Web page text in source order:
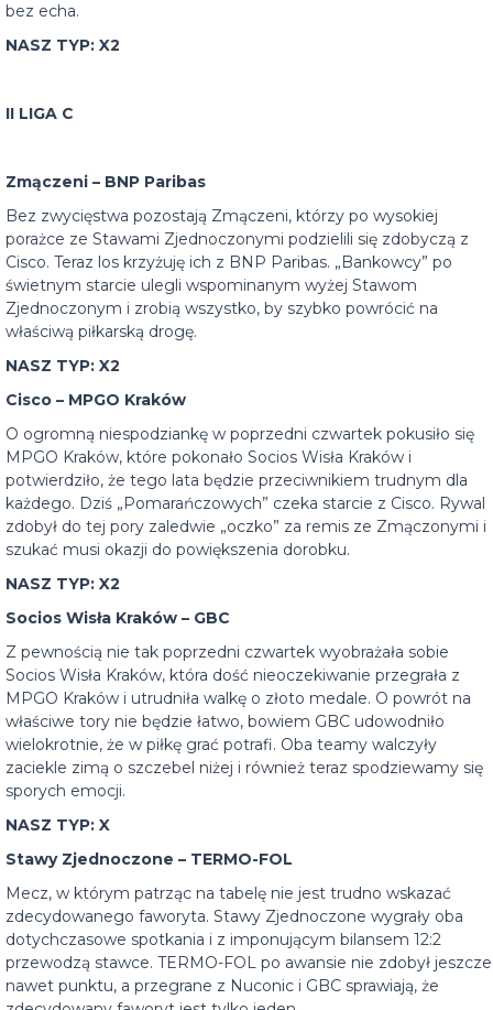
bez echa.
NASZ TYP: X2
II LIGA C
Zmączeni – BNP Paribas
Bez zwycięstwa pozostają Zmączeni, którzy po wysokiej
porażce ze Stawami Zjednoczonymi podzielili się zdobyczą z
Cisco. Teraz los krzyżuję ich z BNP Paribas. „Bankowcy” po
świetnym starcie ulegli wspominanym wyżej Stawom
Zjednoczonym i zrobią wszystko, by szybko powrócić na
właściwą piłkarską drogę.
NASZ TYP: X2
Cisco – MPGO Kraków
O ogromną niespodziankę w poprzedni czwartek pokusiło się
MPGO Kraków, które pokonało Socios Wisła Kraków i
potwierdziło, że tego lata będzie przeciwnikiem trudnym dla
każdego. Dziś „Pomarańczowych” czeka starcie z Cisco. Rywal
zdobył do tej pory zaledwie „oczko” za remis ze Zmączonymi i
szukać musi okazji do powiększenia dorobku.
NASZ TYP: X2
Socios Wisła Kraków – GBC
Z pewnością nie tak poprzedni czwartek wyobrażała sobie
Socios Wisła Kraków, która dość nieoczekiwanie przegrała z
MPGO Kraków i utrudniła walkę o złoto medale. O powrót na
właściwe tory nie będzie łatwo, bowiem GBC udowodniło
wielokrotnie, że w piłkę grać potrafi. Oba teamy walczyły
zaciekle zimą o szczebel niżej i również teraz spodziewamy się
sporych emocji.
NASZ TYP: X
Stawy Zjednoczone – TERMO-FOL
Mecz, w którym patrząc na tabelę nie jest trudno wskazać
zdecydowanego faworyta. Stawy Zjednoczone wygrały oba
dotychczasowe spotkania i z imponującym bilansem 12:2
przewodzą stawce. TERMO-FOL po awansie nie zdobył jeszcze
nawet punktu, a przegrane z Nuconic i GBC sprawiają, że